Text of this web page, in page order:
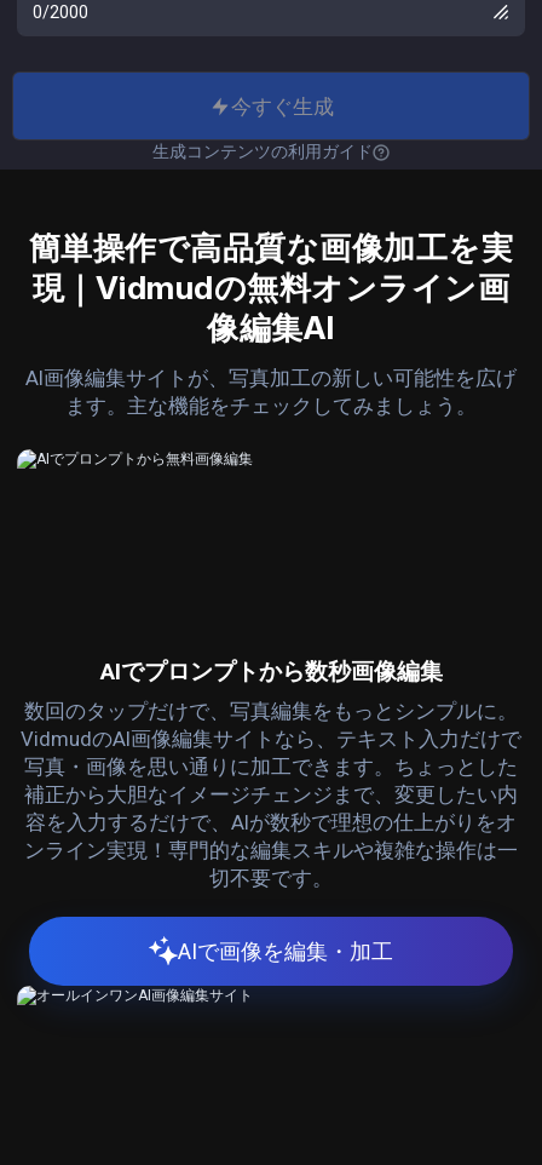
0/2000
今すぐ生成
生成コンテンツの利用ガイド
簡単操作で高品質な画像加工を実
現｜Vidmudの無料オンライン画
像編集AI
AI画像編集サイトが、写真加工の新しい可能性を広げ
ます。主な機能をチェックしてみましょう。
AIでプロンプトから数秒画像編集
数回のタップだけで、写真編集をもっとシンプルに。
VidmudのAI画像編集サイトなら、テキスト入力だけで
写真・画像を思い通りに加工できます。ちょっとした
補正から大胆なイメージチェンジまで、変更したい内
容を入力するだけで、AIが数秒で理想の仕上がりをオ
ンライン実現！専門的な編集スキルや複雑な操作は一
切不要です。
AIで画像を編集・加工